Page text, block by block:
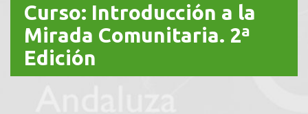
Curso: Introducción a la
Mirada Comunitaria. 2ª
Edición